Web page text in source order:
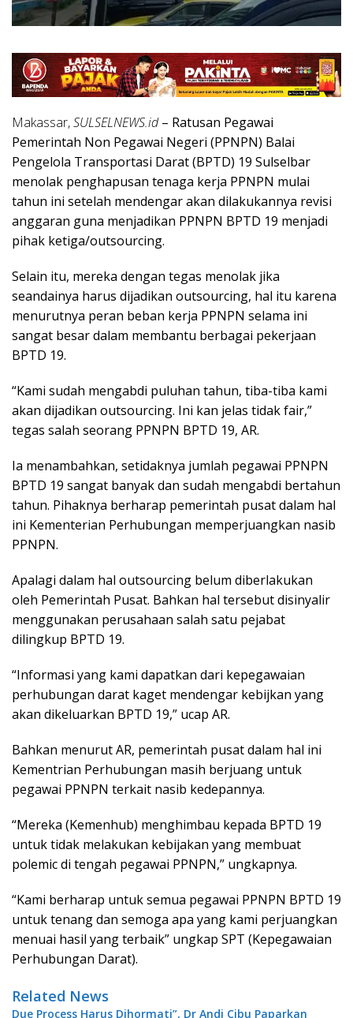
Makassar,SULSELNEWS.id– Ratusan Pegawai
Pemerintah Non Pegawai Negeri (PPNPN) Balai
Pengelola Transportasi Darat (BPTD) 19 Sulselbar
menolak penghapusan tenaga kerja PPNPN mulai
tahun ini setelah mendengar akan dilakukannya revisi
anggaran guna menjadikan PPNPN BPTD 19 menjadi
pihak ketiga/outsourcing.
Selain itu, mereka dengan tegas menolak jika
seandainya harus dijadikan outsourcing, hal itu karena
menurutnya peran beban kerja PPNPN selama ini
sangat besar dalam membantu berbagai pekerjaan
BPTD 19.
“Kami sudah mengabdi puluhan tahun, tiba-tiba kami
akan dijadikan outsourcing. Ini kan jelas tidak fair,”
tegas salah seorang PPNPN BPTD 19, AR.
Ia menambahkan, setidaknya jumlah pegawai PPNPN
BPTD 19 sangat banyak dan sudah mengabdi bertahun
tahun. Pihaknya berharap pemerintah pusat dalam hal
ini Kementerian Perhubungan memperjuangkan nasib
PPNPN.
Apalagi dalam hal outsourcing belum diberlakukan
oleh Pemerintah Pusat. Bahkan hal tersebut disinyalir
menggunakan perusahaan salah satu pejabat
dilingkup BPTD 19.
“Informasi yang kami dapatkan dari kepegawaian
perhubungan darat kaget mendengar kebijkan yang
akan dikeluarkan BPTD 19,” ucap AR.
Bahkan menurut AR, pemerintah pusat dalam hal ini
Kementrian Perhubungan masih berjuang untuk
pegawai PPNPN terkait nasib kedepannya.
“Mereka (Kemenhub) menghimbau kepada BPTD 19
untuk tidak melakukan kebijakan yang membuat
polemic di tengah pegawai PPNPN,” ungkapnya.
“Kami berharap untuk semua pegawai PPNPN BPTD 19
untuk tenang dan semoga apa yang kami perjuangkan
menuai hasil yang terbaik” ungkap SPT (Kepegawaian
Perhubungan Darat).
Related News
Due Process Harus Dihormati”, Dr Andi Cibu Paparkan